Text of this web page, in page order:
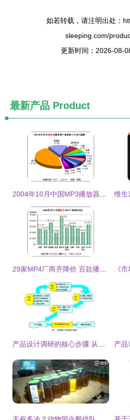
如若转载，请注明出处：
sleeping.com/
更新时间：2026-08-
最新产品 Product